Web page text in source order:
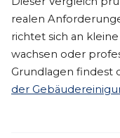
realen
richtet sich an
wachsen oder
Grundlagen findest
der